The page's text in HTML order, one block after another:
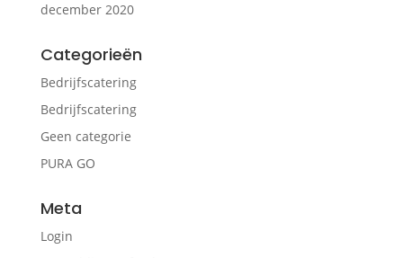
december 2020
Categorieën
Bedrijfscatering
Bedrijfscatering
Geen categorie
PURA GO
Meta
Login